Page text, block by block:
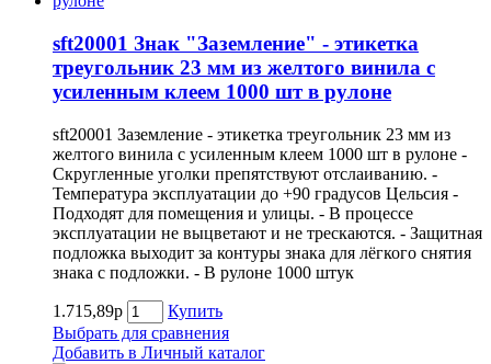
sft20001 Знак "Заземление" - этикетка
треугольник 23 мм из желтого винила с
усиленным клеем 1000 шт в рулоне
sft20001 Заземление - этикетка треугольник 23 мм из
желтого винила с усиленным клеем 1000 шт в рулоне -
Скругленные уголки препятствуют отслаиванию. -
Температура эксплуатации до +90 градусов Цельсия -
Подходят для помещения и улицы. - В процессе
эксплуатации не выцветают и не трескаются. - Защитная
подложка выходит за контуры знака для лёгкого снятия
знака с подложки. - В рулоне 1000 штук
1.715,89р
Купить
Выбрать для сравнения
Добавить в Личный каталог